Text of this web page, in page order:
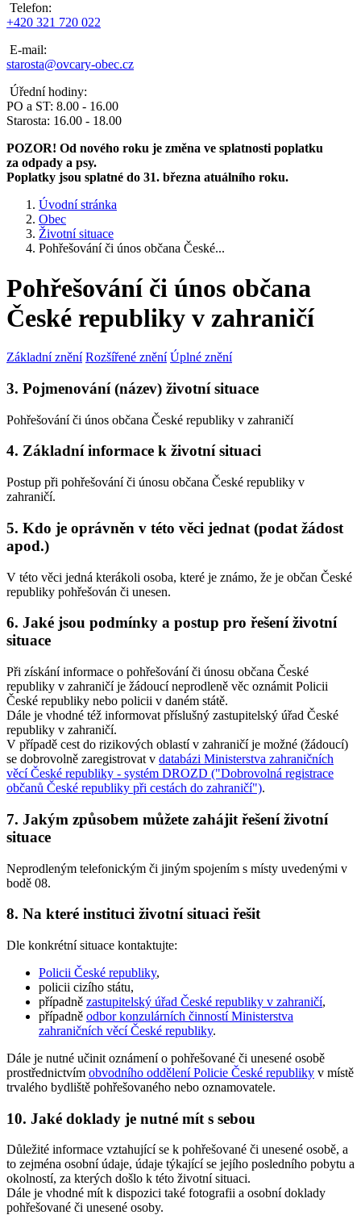
Telefon:
+420 321 720 022
E-mail:
starosta@ovcary-obec.cz
Úřední hodiny:
PO a ST: 8.00 - 16.00
Starosta: 16.00 - 18.00
POZOR! Od nového roku je změna ve splatnosti poplatku
za odpady a psy.
Poplatky jsou splatné do 31. března atuálního roku.
Úvodní stránka
Obec
Životní situace
Pohřešování či únos občana České...
Pohřešování či únos občana
České republiky v zahraničí
Základní znění Rozšířené znění Úplné znění
3. Pojmenování (název) životní situace
Pohřešování či únos občana České republiky v zahraničí
4. Základní informace k životní situaci
Postup při pohřešování či únosu občana České republiky v
zahraničí.
5. Kdo je oprávněn v této věci jednat (podat žádost
apod.)
V této věci jedná kterákoli osoba, které je známo, že je občan České
republiky pohřešován či unesen.
6. Jaké jsou podmínky a postup pro řešení životní
situace
Při získání informace o pohřešování či únosu občana České
republiky v zahraničí je žádoucí neprodleně věc oznámit Policii
České republiky nebo policii v daném státě.
Dále je vhodné též informovat příslušný zastupitelský úřad České
republiky v zahraničí.
V případě cest do rizikových oblastí v zahraničí je možné (žádoucí)
se dobrovolně zaregistrovat v databázi Ministerstva zahraničních
věcí České republiky - systém DROZD ("Dobrovolná registrace
občanů České republiky při cestách do zahraničí").
7. Jakým způsobem můžete zahájit řešení životní
situace
Neprodleným telefonickým či jiným spojením s místy uvedenými v
bodě 08.
8. Na které instituci životní situaci řešit
Dle konkrétní situace kontaktujte:
Policii České republiky,
policii cizího státu,
případně zastupitelský úřad České republiky v zahraničí,
případně odbor konzulárních činností Ministerstva
zahraničních věcí České republiky.
Dále je nutné učinit oznámení o pohřešované či unesené osobě
prostřednictvím obvodního oddělení Policie České republiky v místě
trvalého bydliště pohřešovaného nebo oznamovatele.
10. Jaké doklady je nutné mít s sebou
Důležité informace vztahující se k pohřešované či unesené osobě, a
to zejména osobní údaje, údaje týkající se jejího posledního pobytu a
okolností, za kterých došlo k této životní situaci.
Dále je vhodné mít k dispozici také fotografii a osobní doklady
pohřešované či unesené osoby.